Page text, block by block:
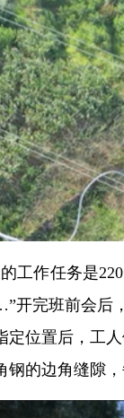
工作任务是
开完班前会后
定位置后，工
钢的边角缝隙